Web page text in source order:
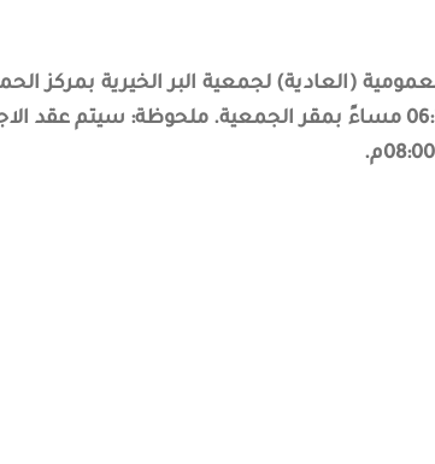
(العادية) لجمعية البر الخيرية بمركز
مساءً بمقر الجمعية. ملحوظة: سيتم عقد
08:00م.